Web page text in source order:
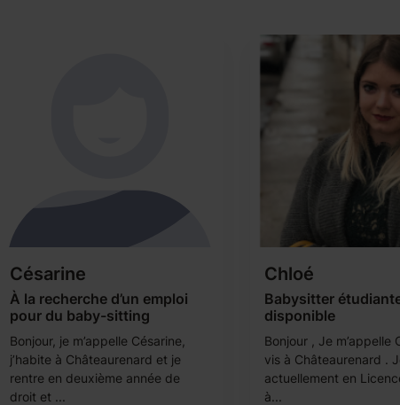
Césarine
À la recherche d’un emploi
pour du baby-sitting
Bonjour, je m’appelle Césarine,
j’habite à Châteaurenard et je
rentre en deuxième année de
droit et ...
Chloé
Babysitter
disponible
Bonjour , Je m’appelle
vis à Châteaurenard .
actuellement en
à...